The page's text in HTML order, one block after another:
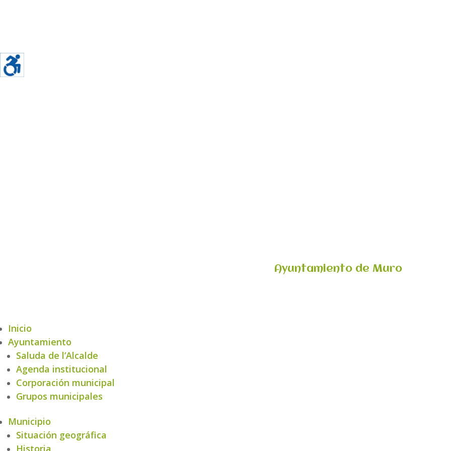
Ayuntamiento de Muro
Inicio
Ayuntamiento
Saluda de l’Alcalde
Agenda institucional
Corporación municipal
Grupos municipales
Municipio
Situación geográfica
Historia